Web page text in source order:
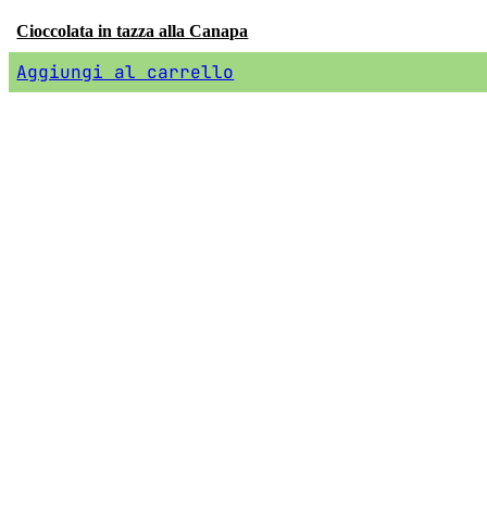
Cioccolata in tazza alla Canapa
Aggiungi al carrello